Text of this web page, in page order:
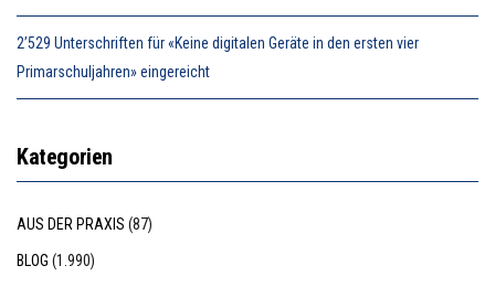
2’529 Unterschriften für «Keine digitalen Geräte in den ersten vier
Primarschuljahren» eingereicht
Kategorien
AUS DER PRAXIS (87)
BLOG (1.990)